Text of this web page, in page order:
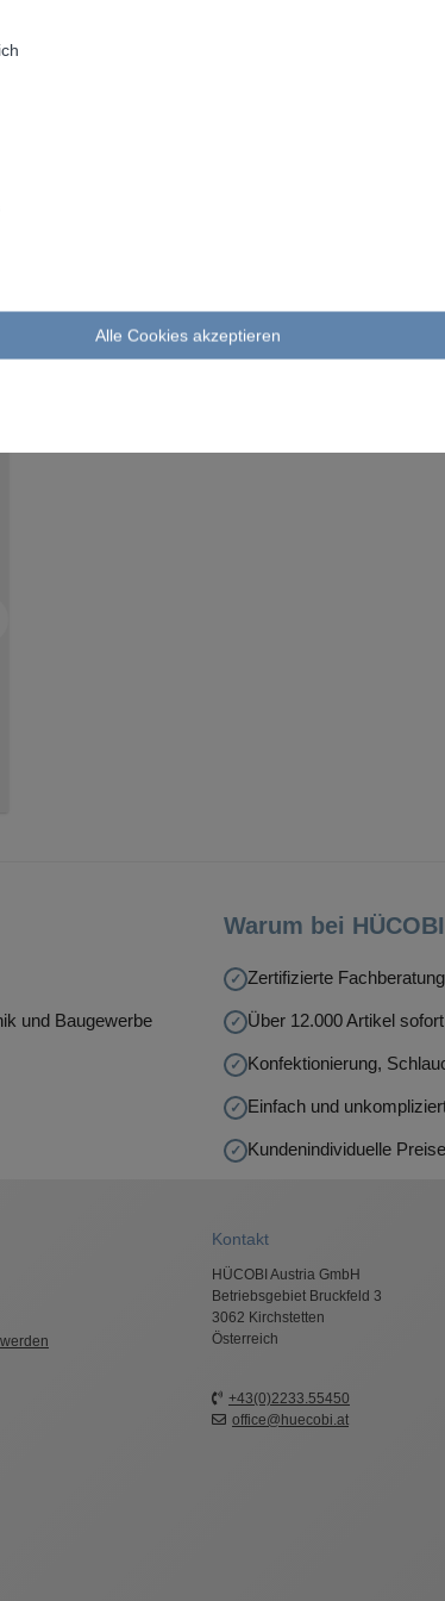
und Baugewerbe
Warum bei
Zertifizierte
Über 12.000 Artikel
Konfektionierung,
Einfach und
Kundenindividuelle
Kontakt
HÜCOBI Austria GmbH
Betriebsgebiet Bruckfeld 3
3062 Kirchstetten
Österreich
+43(0)2233.55450
office@huecobi.at
Alle Cookies akzeptieren